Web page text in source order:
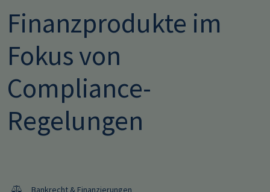
Finanzprodukte im
Fokus von
Compliance-
Regelungen
Bankrecht & Finanzierungen